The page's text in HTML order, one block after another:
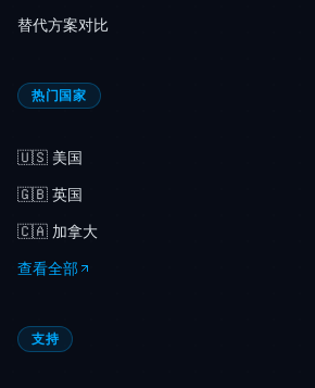
替代方案对比
热门国家
🇺🇸 美国
🇬🇧 英国
🇨🇦 加拿大
查看全部
支持